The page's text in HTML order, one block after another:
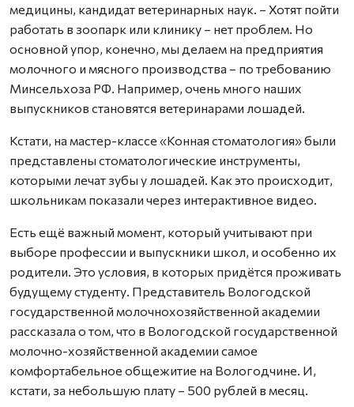
медицины, кандидат ветеринарных наук. – Хотят пойти
работать в зоопарк или клинику – нет проблем. Но
основной упор, конечно, мы делаем на предприятия
молочного и мясного производства – по требованию
Минсельхоза РФ. Например, очень много наших
выпускников становятся ветеринарами лошадей.
Кстати, на мастер-классе «Конная стоматология» были
представлены стоматологические инструменты,
которыми лечат зубы у лошадей. Как это происходит,
школьникам показали через интерактивное видео.
Есть ещё важный момент, который учитывают при
выборе профессии и выпускники школ, и особенно их
родители. Это условия, в которых придётся проживать
будущему студенту. Представитель Вологодской
государственной молочнохозяйственной академии
рассказала о том, что в Вологодской государственной
молочно-хозяйственной академии самое
комфортабельное общежитие на Вологодчине. И,
кстати, за небольшую плату – 500 рублей в месяц.